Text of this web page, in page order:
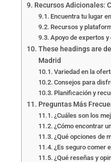
Recursos Adicionales:
Encuentra tu lugar
Recursos y
Apoyo de expertos
These headings are
Madrid
Variedad en la
Consejos para
Planificación y
Preguntas Más
¿Cuáles son los
¿Cómo encontrar
¿Qué opciones de
¿Es seguro comer
¿Qué reseñas y